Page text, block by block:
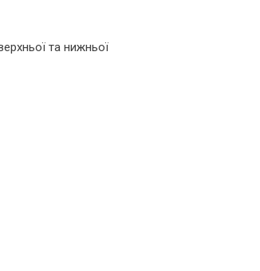
та нижньої